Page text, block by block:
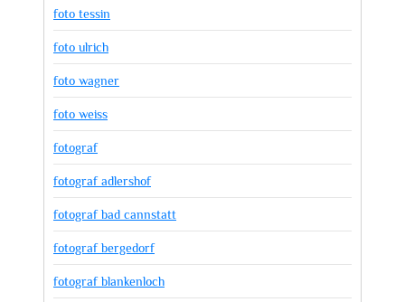
foto tessin
foto ulrich
foto wagner
foto weiss
fotograf
fotograf adlershof
fotograf bad cannstatt
fotograf bergedorf
fotograf blankenloch